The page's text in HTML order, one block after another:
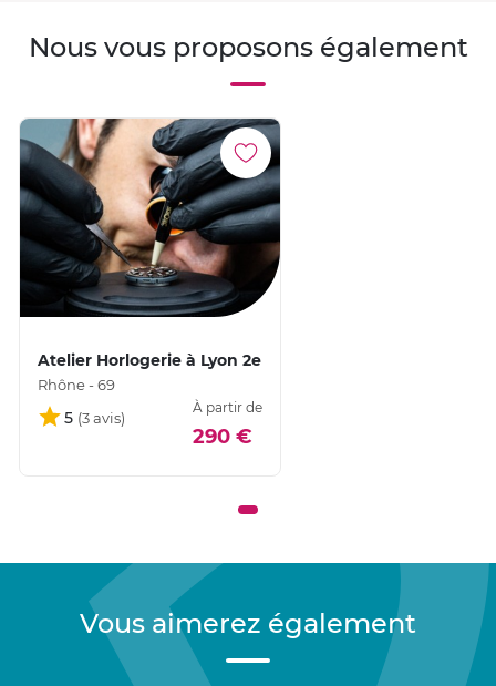
Nous vous proposons également
Atelier Horlogerie à Lyon 2e
Rhône - 69
5
À partir de
290 €
Vous aimerez également